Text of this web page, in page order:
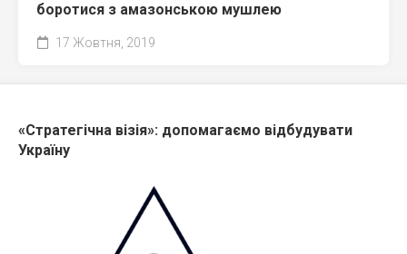
боротися з амазонською мушлею
17 Жовтня, 2019
«Стратегічна візія»: допомагаємо відбудувати
Україну